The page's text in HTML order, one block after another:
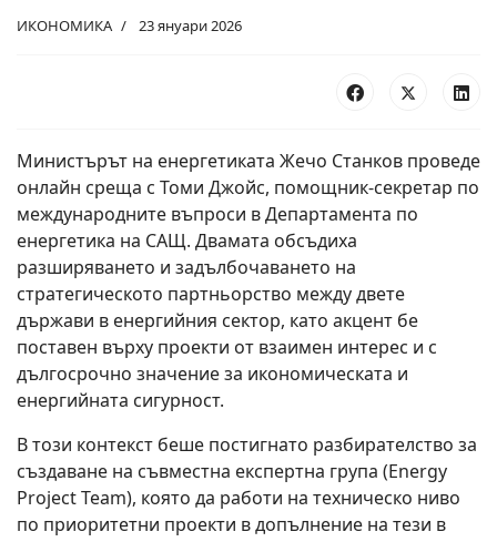
ИКОНОМИКА 23 януари 2026
Министърът на енергетиката Жечо Станков проведе
онлайн среща с Томи Джойс, помощник-секретар по
международните въпроси в Департамента по
енергетика на САЩ. Двамата обсъдиха
разширяването и задълбочаването на
стратегическото партньорство между двете
държави в енергийния сектор, като акцент бе
поставен върху проекти от взаимен интерес и с
дългосрочно значение за икономическата и
енергийната сигурност.
В този контекст беше постигнато разбирателство за
създаване на съвместна експертна група (Energy
Project Team), която да работи на техническо ниво
по приоритетни проекти в допълнение на тези в